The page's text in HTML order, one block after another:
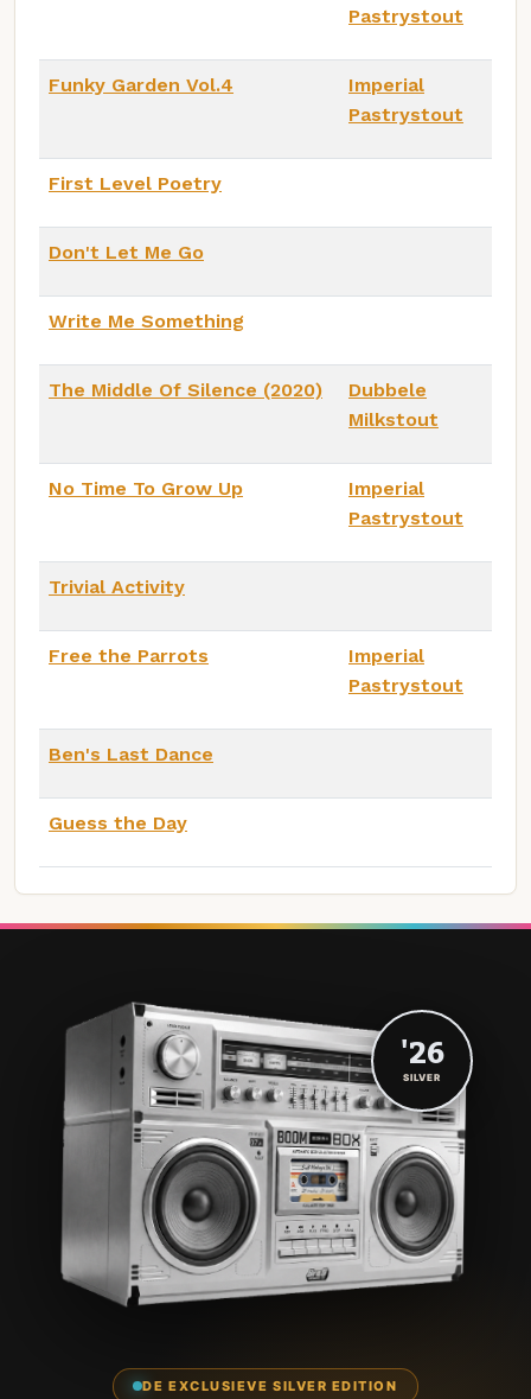
Pastrystout
Funky Garden Vol.4
Imperial
Pastrystout
First Level Poetry
Don't Let Me Go
Write Me Something
The Middle Of Silence (2020)
Dubbele
Milkstout
No Time To Grow Up
Imperial
Pastrystout
Trivial Activity
Free the Parrots
Imperial
Pastrystout
Ben's Last Dance
Guess the Day
DE EXCLUSIEVE SILVER EDITION
'26
SILVER